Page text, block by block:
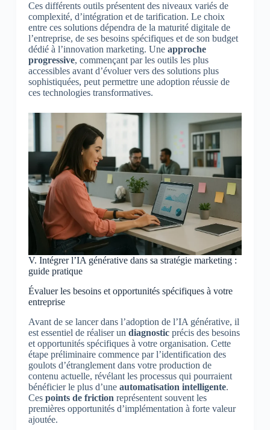
Ces différents outils présentent des niveaux variés de
complexité, d’intégration et de tarification. Le choix
entre ces solutions dépendra de la maturité digitale de
l’entreprise, de ses besoins spécifiques et de son budget
dédié à l’innovation marketing. Une approche
progressive, commençant par les outils les plus
accessibles avant d’évoluer vers des solutions plus
sophistiquées, peut permettre une adoption réussie de
ces technologies transformatives.
V. Intégrer l’IA générative dans sa stratégie marketing :
guide pratique
Évaluer les besoins et opportunités spécifiques à votre
entreprise
Avant de se lancer dans l’adoption de l’IA générative, il
est essentiel de réaliser un diagnosticprécis des besoins
et opportunités spécifiques à votre organisation. Cette
étape préliminaire commence par l’identification des
goulots d’étranglement dans votre production de
contenu actuelle, révélant les processus qui pourraient
bénéficier le plus d’une automatisation intelligente.
Ces points de friction représentent souvent les
premières opportunités d’implémentation à forte valeur
ajoutée.